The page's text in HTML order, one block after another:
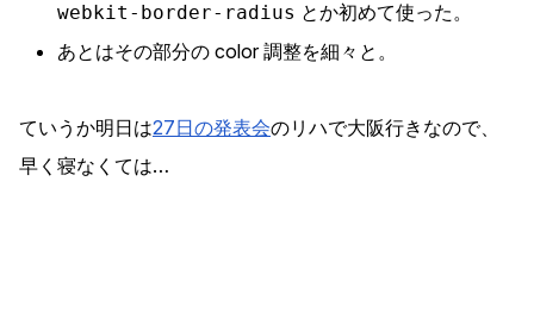
webkit-border-radius とか初めて使った。
あとはその部分の color 調整を細々と。
ていうか明日は27日の発表会のリハで大阪行きなので、
早く寝なくては…